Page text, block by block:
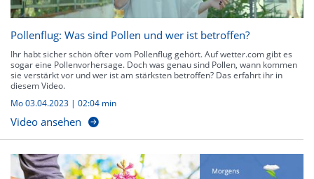
Pollenflug: Was sind Pollen und wer ist betroffen?
Ihr habt sicher schön öfter vom Pollenflug gehört. Auf wetter.com gibt es
sogar eine Pollenvorhersage. Doch was genau sind Pollen, wann kommen
sie verstärkt vor und wer ist am stärksten betroffen? Das erfahrt ihr in
diesem Video.
Mo 03.04.2023 | 02:04 min
Video ansehen